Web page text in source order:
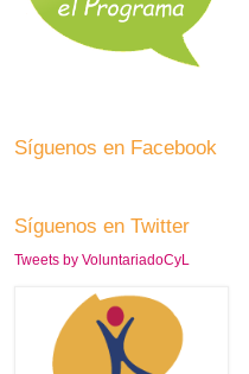
Síguenos en Facebook
Síguenos en Twitter
Tweets by VoluntariadoCyL